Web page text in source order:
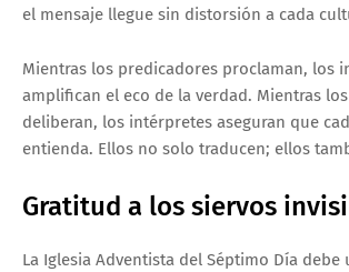
el mensaje llegue sin distorsión a cada
Mientras los predicadores proclaman, los
amplifican el eco de la verdad. Mientras
deliberan, los intérpretes aseguran que
entienda. Ellos no solo traducen; ellos
Gratitud a los siervos
La Iglesia Adventista del Séptimo Día